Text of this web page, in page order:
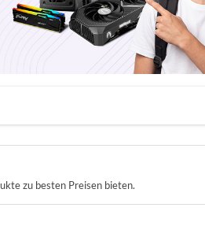
zu besten Preisen bieten.